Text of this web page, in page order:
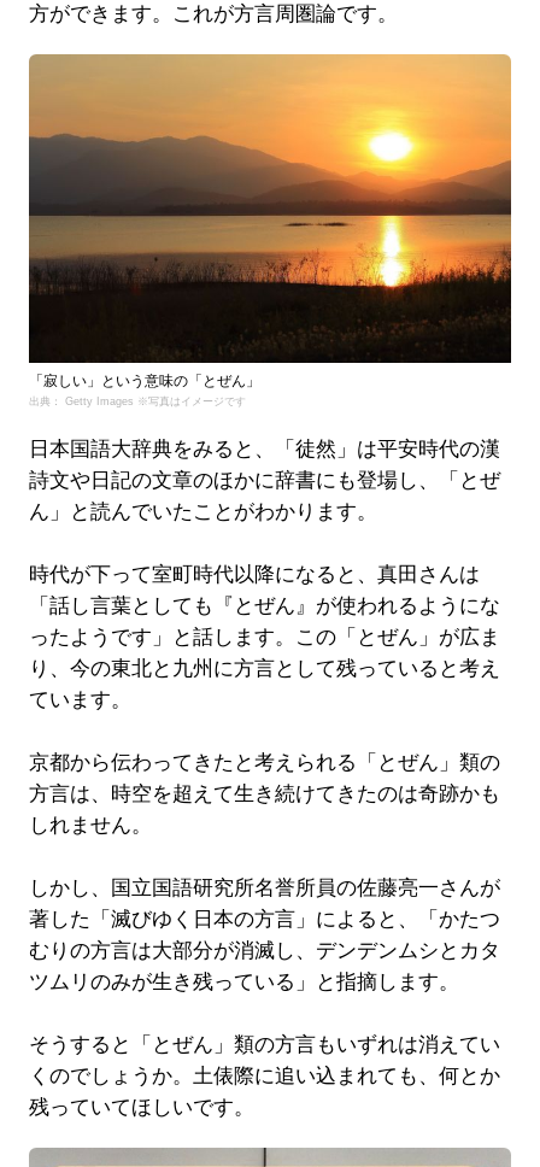
方ができます。これが方言周圏論です。
「寂しい」という意味の「とぜん」
出典： Getty Images ※写真はイメージです
日本国語大辞典をみると、「徒然」は平安時代の漢
詩文や日記の文章のほかに辞書にも登場し、「とぜ
ん」と読んでいたことがわかります。
時代が下って室町時代以降になると、真田さんは
「話し言葉としても『とぜん』が使われるようにな
ったようです」と話します。この「とぜん」が広ま
り、今の東北と九州に方言として残っていると考え
ています。
京都から伝わってきたと考えられる「とぜん」類の
方言は、時空を超えて生き続けてきたのは奇跡かも
しれません。
しかし、国立国語研究所名誉所員の佐藤亮一さんが
著した「滅びゆく日本の方言」によると、「かたつ
むりの方言は大部分が消滅し、デンデンムシとカタ
ツムリのみが生き残っている」と指摘します。
そうすると「とぜん」類の方言もいずれは消えてい
くのでしょうか。土俵際に追い込まれても、何とか
残っていてほしいです。